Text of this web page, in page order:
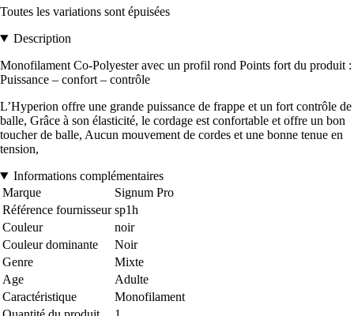
Toutes les variations sont épuisées
Description
Monofilament Co-Polyester avec un profil rond Points fort du produit :
Puissance – confort – contrôle
L’Hyperion offre une grande puissance de frappe et un fort contrôle de
balle, Grâce à son élasticité, le cordage est confortable et offre un bon
toucher de balle, Aucun mouvement de cordes et une bonne tenue en
tension,
Informations complémentaires
Marque
Signum Pro
Référence fournisseur sp1h
Couleur
noir
Couleur dominante
Noir
Genre
Mixte
Age
Adulte
Caractéristique
Monofilament